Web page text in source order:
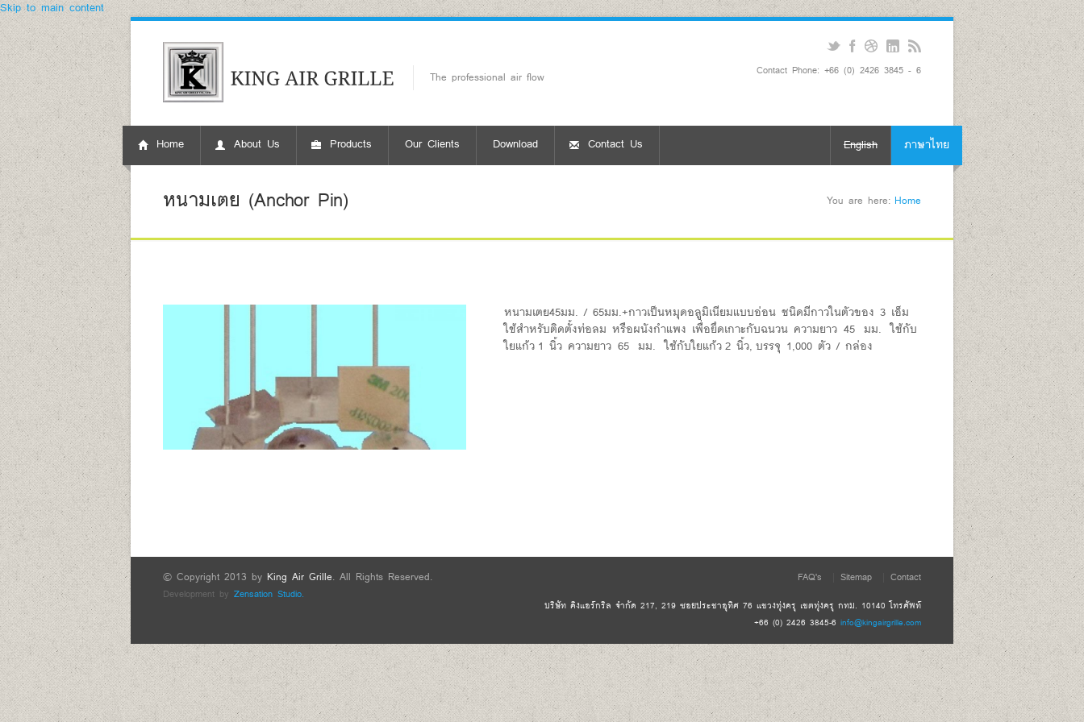
Skip to main content
The professional air flow Contact Phone: +66 (0) 2426 3845 - 6
English ภาษาไทย
Home About Us Products Our Clients Download Contact Us
หนามเตย (Anchor Pin) You are here: Home
หนามเตย45มม. / 65มม.+กาวเป็นหมุดอลูมิเนียมแบบอ่อน ชนิดมีกาวในตัวของ 3 เอ็ม
ใช้สำหรับติดตั้งท่อลม หรือผนังกำแพง เพื่อยึดเกาะกับฉนวน ความยาว 45 มม. ใช้กับ
ใยแก้ว 1 นิ้ว ความยาว 65 มม. ใช้กับใยแก้ว 2 นิ้ว, บรรจุ 1,000 ตัว / กล่อง
© Copyright 2013 by King Air Grille. All Rights Reserved.
Development by Zensation Studio.
FAQ's Sitemap Contact
บริษัท คิงแอร์กริล จำกัด 217, 219 ซอยประชาอุทิศ 76 แขวงทุ่งครุ เขตทุ่งครุ กทม. 10140 โทรศัพท์
+66 (0) 2426 3845-6 info@kingairgrille.com